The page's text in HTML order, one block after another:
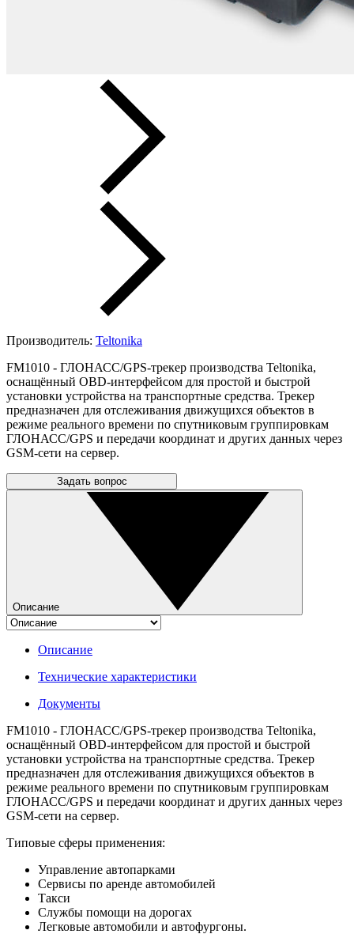
Производитель: Teltonika
FM1010 - ГЛОНАСС/GPS-трекер производства Teltonika,
оснащённый OBD-интерфейсом для простой и быстрой
установки устройства на транспортные средства. Трекер
предназначен для отслеживания движущихся объектов в
режиме реального времени по спутниковым группировкам
ГЛОНАСС/GPS и передачи координат и других данных через
GSM-сети на сервер.
Задать вопрос
Описание
Описание
Технические характеристики
Документы
FM1010 - ГЛОНАСС/GPS-трекер производства Teltonika,
оснащённый OBD-интерфейсом для простой и быстрой
установки устройства на транспортные средства. Трекер
предназначен для отслеживания движущихся объектов в
режиме реального времени по спутниковым группировкам
ГЛОНАСС/GPS и передачи координат и других данных через
GSM-сети на сервер.
Типовые сферы применения:
Управление автопарками
Сервисы по аренде автомобилей
Такси
Службы помощи на дорогах
Легковые автомобили и автофургоны.